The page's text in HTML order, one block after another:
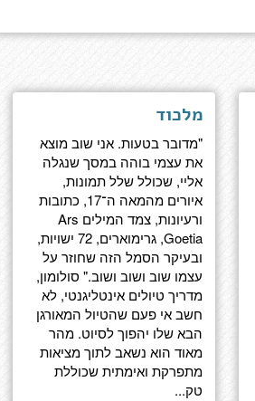
מלכוד
"מדובר בטעות. אני שוב מוצא
את עצמי בוהה במסך שנגלה
אליי, שכולל שלל תמונות,
איורים מהמאה ה־17, כתובות
ורעיונות, צמד המילים Ars
Goetia, גרימוארים, 72 ישויות,
ובעיקר הסמל הזה שחוזר על
עצמו שוב ושוב ושוב." סולומון,
מדריך טיולים אינטליגנטי, לא
חשב אי פעם שהטיול המאורגן
הבא שלו יהפוך לסיוט. מהר
מאוד הוא נשאב לתוך מציאות
מתפרקת ואימתית שכוללת
טק...